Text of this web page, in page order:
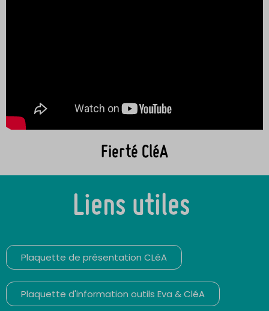
Fierté CléA
Liens utiles
Plaquette de présentation CLéA
Plaquette d'information outils Eva & CléA